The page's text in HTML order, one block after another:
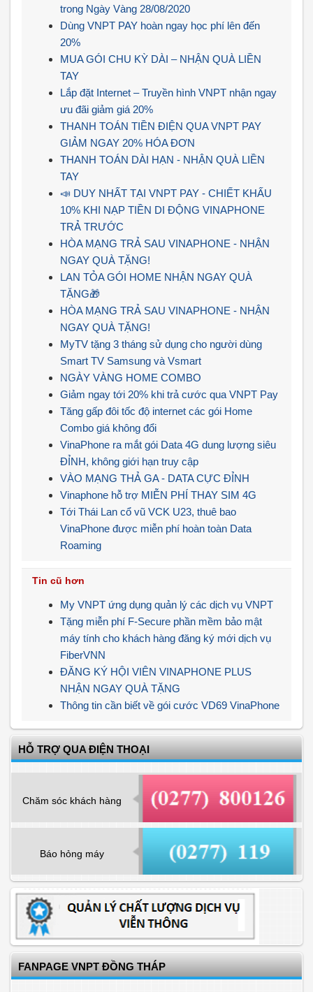
trong Ngày Vàng 28/08/2020
Dùng VNPT PAY hoàn ngay học phí lên đến
20%
MUA GÓI CHU KỲ DÀI – NHẬN QUÀ LIỀN
TAY
Lắp đặt Internet – Truyền hình VNPT nhận ngay
ưu đãi giảm giá 20%
THANH TOÁN TIỀN ĐIỆN QUA VNPT PAY
GIẢM NGAY 20% HÓA ĐƠN
THANH TOÁN DÀI HẠN - NHẬN QUÀ LIỀN
TAY
📣 DUY NHẤT TẠI VNPT PAY - CHIẾT KHẤU
10% KHI NẠP TIỀN DI ĐỘNG VINAPHONE
TRẢ TRƯỚC
HÒA MẠNG TRẢ SAU VINAPHONE - NHẬN
NGAY QUÀ TẶNG!
LAN TỎA GÓI HOME NHẬN NGAY QUÀ
TẶNG🎁
HÒA MẠNG TRẢ SAU VINAPHONE - NHẬN
NGAY QUÀ TẶNG!
MyTV tặng 3 tháng sử dụng cho người dùng
Smart TV Samsung và Vsmart
NGÀY VÀNG HOME COMBO
Giảm ngay tới 20% khi trả cước qua VNPT Pay
Tăng gấp đôi tốc độ internet các gói Home
Combo giá không đổi
VinaPhone ra mắt gói Data 4G dung lượng siêu
ĐỈNH, không giới hạn truy cập
VÀO MẠNG THẢ GA - DATA CỰC ĐỈNH
Vinaphone hỗ trợ MIỄN PHÍ THAY SIM 4G
Tới Thái Lan cổ vũ VCK U23, thuê bao
VinaPhone được miễn phí hoàn toàn Data
Roaming
Tin cũ hơn
My VNPT ứng dụng quản lý các dịch vụ VNPT
Tặng miễn phí F-Secure phần mềm bảo mật
máy tính cho khách hàng đăng ký mới dịch vụ
FiberVNN
ĐĂNG KÝ HỘI VIÊN VINAPHONE PLUS
NHẬN NGAY QUÀ TẶNG
Thông tin cần biết về gói cước VD69 VinaPhone
HỖ TRỢ QUA ĐIỆN THOẠI
Chăm sóc khách hàng
Báo hỏng máy
FANPAGE VNPT ĐỒNG THÁP